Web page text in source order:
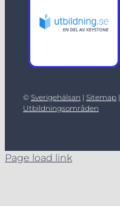
© Sverigehälsan | Sitemap|
Utbildningsområden
Page load link